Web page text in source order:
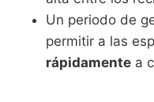
Un periodo de
permitir a las
rápidamente a